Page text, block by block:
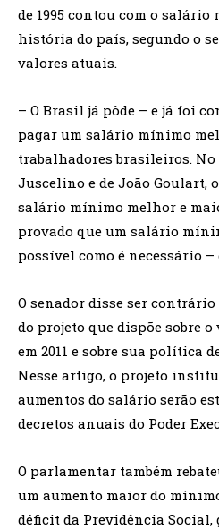
de 1995 contou com o
história do país, segundo o
valores atuais.
– O Brasil já pôde – e já foi
pagar um salário mínimo
trabalhadores brasileiros. No
Juscelino e de João Goulart,
salário mínimo melhor e
provado que um salário
possível como é necessário –
O senador disse ser
do projeto que dispõe sobre
em 2011 e sobre sua política
Nesse artigo, o projeto
aumentos do salário serão
decretos anuais do Poder
O parlamentar também
um aumento maior do
déficit da Previdência Social,